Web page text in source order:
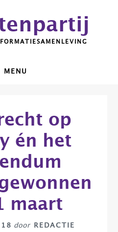
MENU
op
én het
maart
door REDACTIE